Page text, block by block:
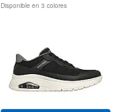
Disponible en 3 colores